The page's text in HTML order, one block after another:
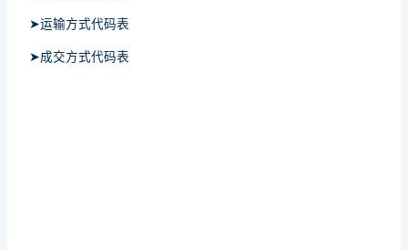
➤运输方式代码表
➤成交方式代码表